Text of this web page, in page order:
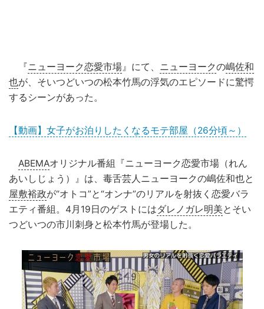
『ニューヨーク恋愛市場』にて、 ニューヨークの嶋佐和
也が、そいつどいつの松本竹馬の浮気のエピソードに驚愕
するシーンがあった。
【動画】女子がお泊りしたくなるモテ部屋（26分頃～）
ABEMAオリジナル番組『ニューヨーク恋愛市場（れん
あいしじょう）』は、毒舌芸人ニューヨークの嶋佐和也と
屋敷裕政が“オトコ”と“オンナ”のリアルを射抜く恋愛バラ
エティ番組。4月19日のゲストにはダレノガレ明美とそい
つどいつの市川刺身と松本竹馬が登場した。